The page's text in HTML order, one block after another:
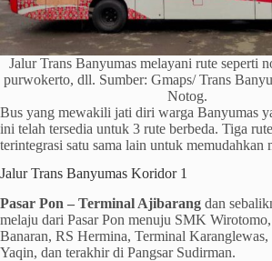
Jalur Trans Banyumas melayani rute seperti
purwokerto, dll. Sumber: Gmaps/ Trans
Notog.
Bus yang mewakili jati diri warga Banyumas
ini telah tersedia untuk 3 rute berbeda. Tiga
terintegrasi satu sama lain untuk memudahkan
Jalur Trans Banyumas Koridor 1
Pasar Pon – Terminal Ajibarang dan
melaju dari Pasar Pon menuju SMK
Banaran, RS Hermina, Terminal
Yaqin, dan terakhir di Pangsar Sudirman.